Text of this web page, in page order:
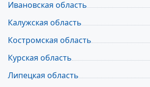
Ивановская область
Калужская область
Костромская область
Курская область
Липецкая область